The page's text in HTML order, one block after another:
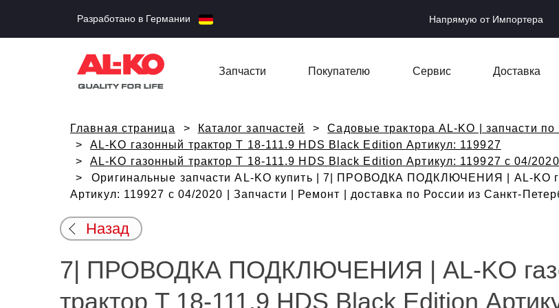
Разработано в Германии Напрямую от Импортера
Запчасти Покупателю Сервис Доставка
Главная страница Каталог запчастей
Садовые трактора AL-KO | запчасти
AL-KO газонный трактор T 18-111.9 HDS Black Edition Артикул: 119927
AL-KO газонный трактор T 18-111.9 HDS Black Edition Артикул: 119927 с 04/2020
Оригинальные запчасти AL-KO купить | 7| ПРОВОДКА ПОДКЛЮЧЕНИЯ | AL-KO
Артикул: 119927 с 04/2020 | Запчасти | Ремонт | доставка по России из Санкт-
Назад
7| ПРОВОДКА ПОДКЛЮЧЕНИЯ | AL-KO
трактор T 18-111.9 HDS Black Edition